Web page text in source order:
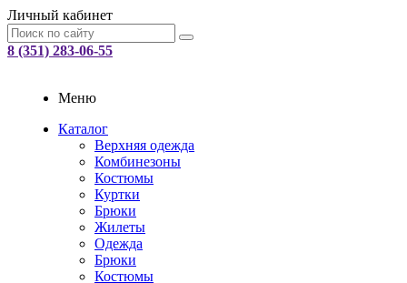
Личный кабинет
8 (351) 283-06-55
Меню
Каталог
Верхняя одежда
Комбинезоны
Костюмы
Куртки
Брюки
Жилеты
Одежда
Брюки
Костюмы